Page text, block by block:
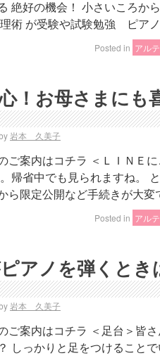
絶好の機会！ 小さいころか
術 が受験や試験勉強 ピア
Posted in アル
！お母さまにも
岩本 久美子
ご案内はコチラ ＜ＬＩＮＥ
帰省中でも見られますね。
ら限定公開など手続きが大
Posted in アル
アノを弾くと
岩本 久美子
ご案内はコチラ ＜足台＞皆
しっかりと足をつけること